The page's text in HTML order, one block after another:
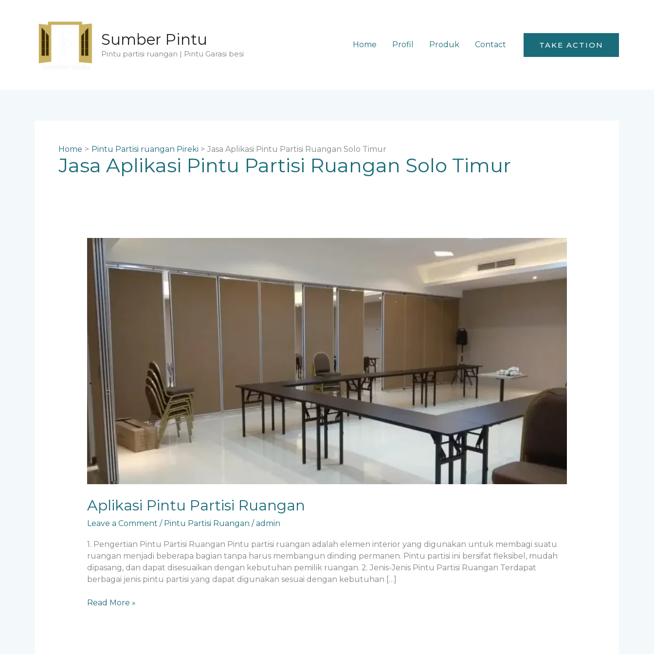
Sumber Pintu
Pintu partisi ruangan | Pintu Garasi besi
Home Profil Produk Contact TAKE ACTION
Home Pintu Partisi ruangan Pireki Jasa Aplikasi Pintu Partisi Ruangan Solo Timur
Jasa Aplikasi Pintu Partisi Ruangan Solo Timur
Aplikasi Pintu Partisi Ruangan
Leave a Comment / Pintu Partisi Ruangan /admin
1. Pengertian Pintu Partisi Ruangan Pintu partisi ruangan adalah elemen interior yang digunakan untuk membagi suatu
ruangan menjadi beberapa bagian tanpa harus membangun dinding permanen. Pintu partisi ini bersifat fleksibel, mudah
dipasang, dan dapat disesuaikan dengan kebutuhan pemilik ruangan. 2. Jenis-Jenis Pintu Partisi Ruangan Terdapat
berbagai jenis pintu partisi yang dapat digunakan sesuai dengan kebutuhan […]
Aplikasi
Pintu
Partisi
Ruangan
Read More »